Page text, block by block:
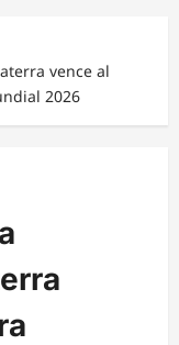
vence al
2026